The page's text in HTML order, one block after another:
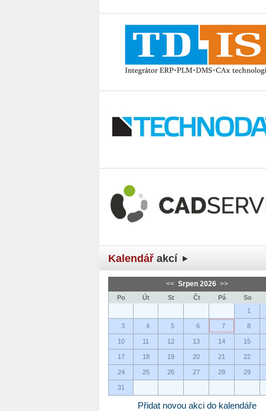
Kalendář akcí
<< Srpen 2026 >>
Po Út St Čt Pá So
1
3 4 5 6 7 8
10 11 12 13 14 15
17 18 19 20 21 22
24 25 26 27 28 29
31
Přidat novou akci do kalendáře